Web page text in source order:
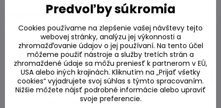
Podobné produkty
Sake Choya orig. 750ml
Skladom
14,30 € Do košíka
Víno ryžové Makgeolli gaštan 750ml
Predvoľby súkromia
Cookies používame na zlepšenie vašej návštevy tejto
webovej stránky, analýzu jej výkonnosti a
zhromažďovanie údajov o jej používaní. Na tento účel
môžeme použiť nástroje a služby tretích strán a
zhromaždené údaje sa môžu preniesť k partnerom v EÚ,
USA alebo iných krajinách. Kliknutím na „Prijať všetky
cookies“ vyjadrujete svoj súhlas s týmto spracovaním.
Nižšie môžete nájsť podrobné informácie alebo upraviť
svoje preferencie.